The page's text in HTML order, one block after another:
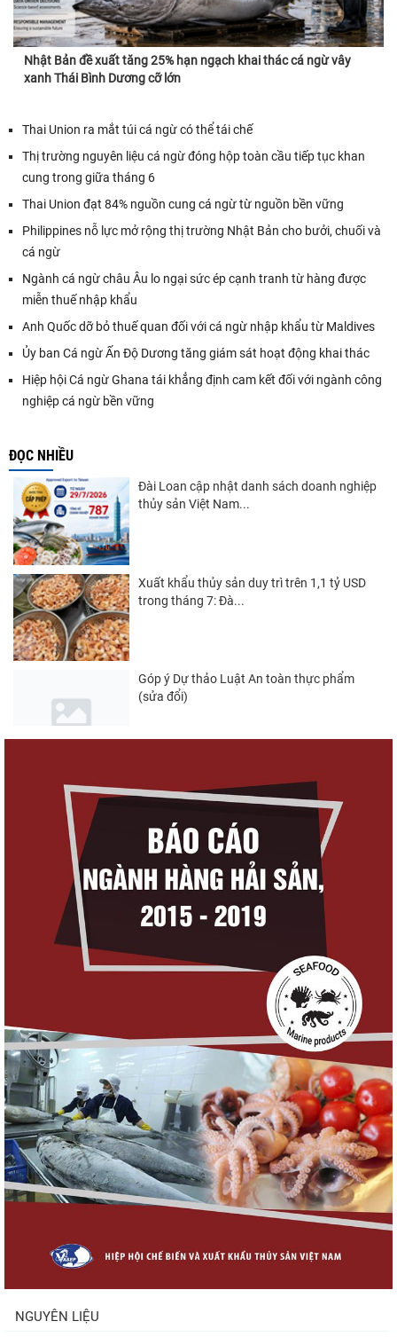
Nhật Bản đề xuất tăng 25% hạn ngạch khai thác cá ngừ vây
xanh Thái Bình Dương cỡ lớn
Thai Union ra mắt túi cá ngừ có thể tái chế
Thị trường nguyên liệu cá ngừ đóng hộp toàn cầu tiếp tục khan
cung trong giữa tháng 6
Thai Union đạt 84% nguồn cung cá ngừ từ nguồn bền vững
Philippines nỗ lực mở rộng thị trường Nhật Bản cho bưởi, chuối và
cá ngừ
Ngành cá ngừ châu Âu lo ngại sức ép cạnh tranh từ hàng được
miễn thuế nhập khẩu
Anh Quốc dỡ bỏ thuế quan đối với cá ngừ nhập khẩu từ Maldives
Ủy ban Cá ngừ Ấn Độ Dương tăng giám sát hoạt động khai thác
Hiệp hội Cá ngừ Ghana tái khẳng định cam kết đối với ngành công
nghiệp cá ngừ bền vững
ĐỌC NHIỀU
Đài Loan cập nhật danh sách doanh nghiệp
thủy sản Việt Nam...
Xuất khẩu thủy sản duy trì trên 1,1 tỷ USD
trong tháng 7: Đà...
Góp ý Dự thảo Luật An toàn thực phẩm
(sửa đổi)
triển thủy sản trong...
Thuế Mục 301 và bài toán thích ứng của
tôm Việt tại thị...
Nguồn cung giảm, giá cá rô phi Trung Quốc
Điểm tin thủy sản thế giới ngày 3/8/2026
Trung Quốc tăng mạnh nhập khẩu mực,
trong khi nguồn cung...
Xuất khẩu cá ngừ Việt Nam sang Canada
NGUYÊN LIỆU